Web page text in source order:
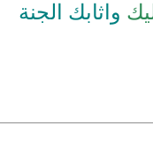
واثابك الجنة